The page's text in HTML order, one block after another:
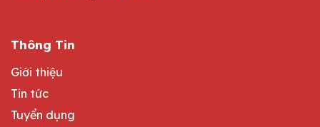
Thông Tin
Giới thiệu
Tin tức
Tuyển dụng